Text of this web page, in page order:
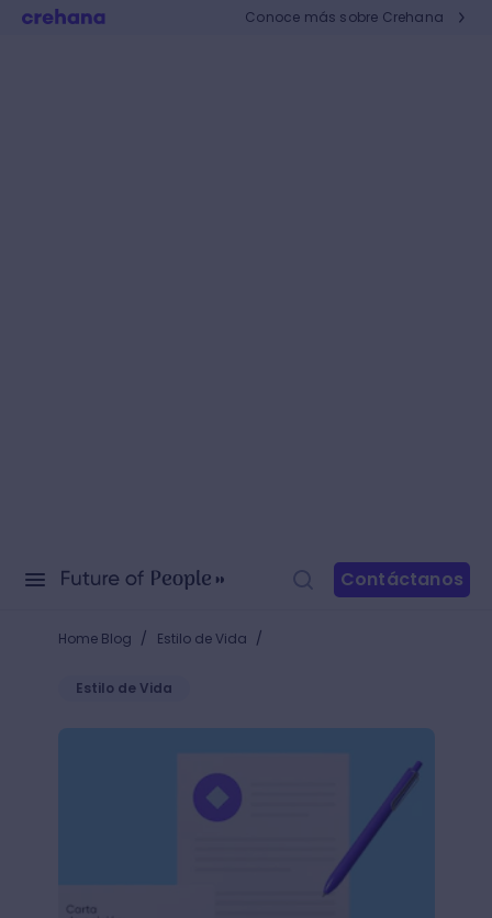
Conoce más sobre Crehana
Contáctanos
Home Blog / Estilo de Vida /
Estilo de Vida